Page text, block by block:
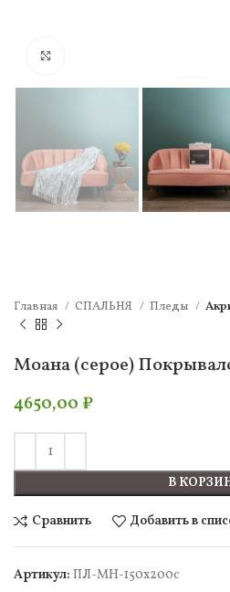
Главная СПАЛЬНЯ Пледы
Моана (серое)
4650,00 ₽
В
Сравнить Добавить в
Артикул: ПЛ-МН-150х200с